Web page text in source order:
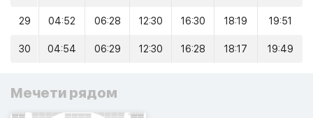
29 04:52 06:28 12:30 16:30 18:19 19:51
30 04:54 06:29 12:30 16:28 18:17 19:49
Мечети рядом